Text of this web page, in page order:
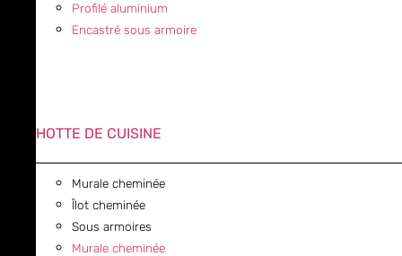
Profilé aluminium
Encastré sous armoire
HOTTE DE CUISINE
Murale cheminée
Îlot cheminée
Sous armoires
Murale cheminée